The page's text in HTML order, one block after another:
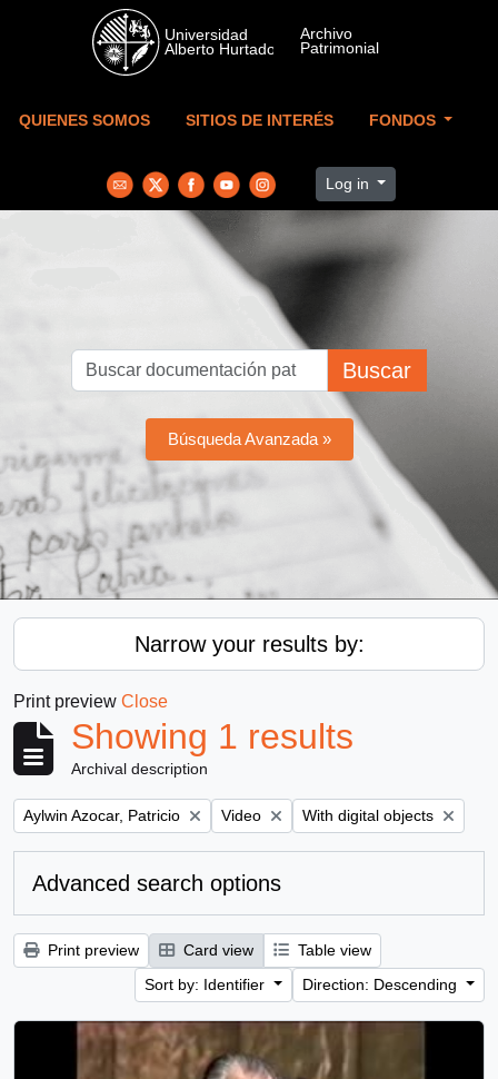
Skip to main content
QUIENES SOMOS SITIOS DE INTERÉS FONDOS
Log in
Buscar
Búsqueda Avanzada »
Narrow your results by:
Print preview Close
Showing 1 results
Archival description
Remove filter:
Aylwin Azocar, Patricio Remove filter:
Video Remove filter:
With digital objects
Advanced search options
Print preview Card view
Table view
Sort by: Identifier
Direction: Descending